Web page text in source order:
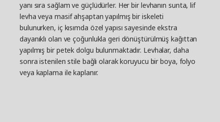
yanı sıra sağlam ve güçlüdürler. Her bir levhanın sunta, lif
levha veya masif ahşaptan yapılmış bir iskeleti
bulunurken, iç kısımda özel yapısı sayesinde ekstra
dayanıklı olan ve çoğunlukla geri dönüştürülmüş kağıttan
yapılmış bir petek dolgu bulunmaktadır. Levhalar, daha
sonra istenilen stile bağlı olarak koruyucu bir boya, folyo
veya kaplama ile kaplanır.